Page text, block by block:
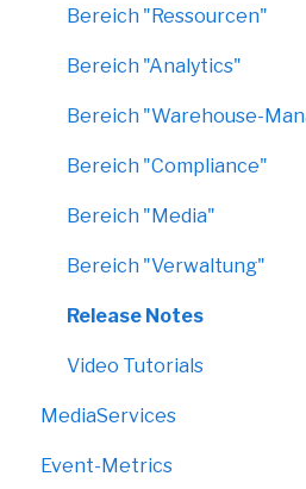
Bereich "Ressourcen"
Bereich "Analytics"
Bereich "Warehouse-
Bereich "Compliance"
Bereich "Media"
Bereich "Verwaltung"
Release Notes
Video Tutorials
MediaServices
Rollups
Event-Metrics